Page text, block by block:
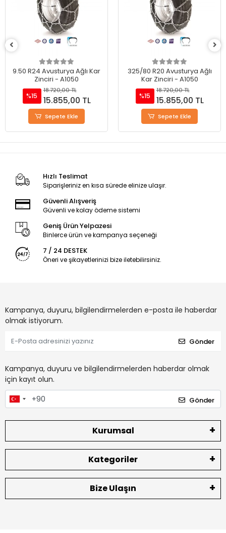
9.50 R24 Avusturya Ağlı Kar
Zinciri - A1050
%15
18.720,00 TL
15.855,00 TL
Sepete Ekle
325/80 R20 Avusturya Ağlı
Kar Zinciri - A1050
%15
18.720,00 TL
15.855,00 TL
Sepete Ekle
Hızlı Teslimat
Siparişleriniz en kısa sürede elinize ulaşır.
Güvenli Alışveriş
Güvenli ve kolay ödeme sistemi
Geniş Ürün Yelpazesi
Binlerce ürün ve kampanya seçeneği
7 / 24 DESTEK
Öneri ve şikayetlerinizi bize iletebilirsiniz.
Kampanya, duyuru, bilgilendirmelerden e-posta ile haberdar
olmak istiyorum.
Gönder
Kampanya, duyuru ve bilgilendirmelerden haberdar olmak
için kayıt olun.
Gönder
Kurumsal
Kategoriler
Bize Ulaşın